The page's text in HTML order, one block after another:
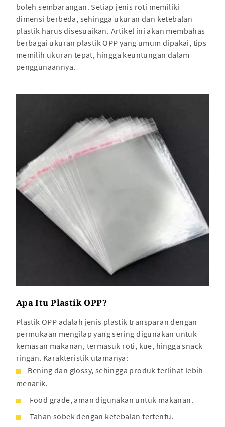
boleh sembarangan. Setiap jenis roti memiliki
dimensi berbeda, sehingga ukuran dan ketebalan
plastik harus disesuaikan. Artikel ini akan membahas
berbagai ukuran plastik OPP yang umum dipakai, tips
memilih ukuran tepat, hingga keuntungan dalam
penggunaannya.
Apa Itu Plastik OPP?
Plastik OPP adalah jenis plastik transparan dengan
permukaan mengilap yang sering digunakan untuk
kemasan makanan, termasuk roti, kue, hingga snack
ringan. Karakteristik utamanya:
Bening dan glossy, sehingga produk terlihat lebih
menarik.
Food grade, aman digunakan untuk makanan.
Tahan sobek dengan ketebalan tertentu.